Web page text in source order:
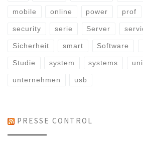
mobile online power prof
security serie Server
Sicherheit smart Software
Studie system systems
unternehmen usb
PRESSE CONTROL